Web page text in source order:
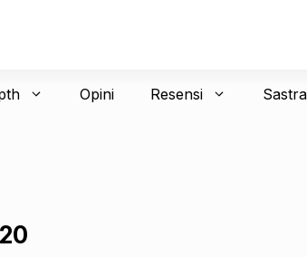
Opini Resensi Sastra